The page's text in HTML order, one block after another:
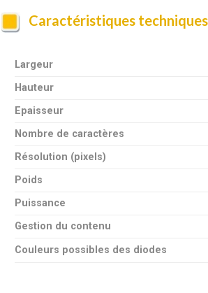
Caractéristiques
Largeur
Hauteur
Epaisseur
Nombre de caractères
Résolution (pixels)
Poids
Puissance
Gestion du contenu
Couleurs possibles des diodes